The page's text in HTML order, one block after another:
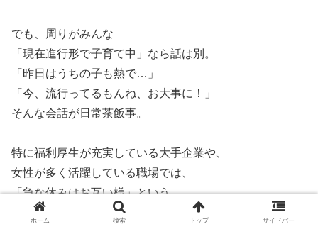
でも、周りがみんな
「現在進行形で子育て中」なら話は別。
「昨日はうちの子も熱で…」
「今、流行ってるもんね、お大事に！」
そんな会話が日常茶飯事。
特に福利厚生が充実している大手企業や、
女性が多く活躍している職場では、
「急な休みはお互い様」という
文化が根付いています。
ホーム 検索 トップ サイドバー